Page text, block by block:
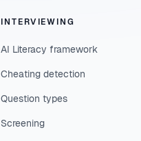
INTERVIEWING
AI Literacy framework
Cheating detection
Question types
Screening